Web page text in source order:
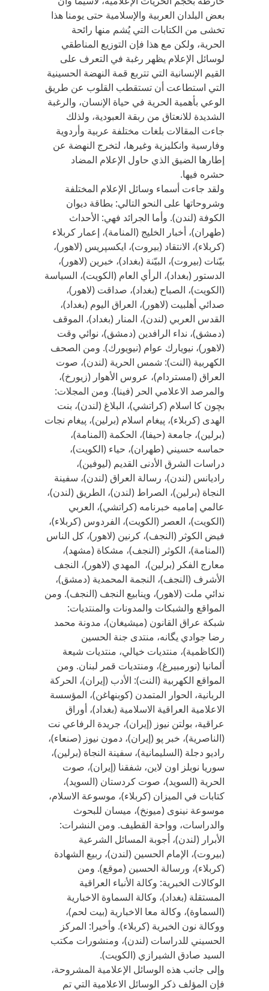
بعض البلدان العربية والإسلامية حتى يومنا هذا
تخشى من الكتابات التي يُشم منها رائحة
الحرية، ولكن مع هذا فإن التوزيع المناطقي
لوسائل الإعلام يظهر رغبة في التعرف على
القيم الإنسانية التي تتربع قمة النهضة الحسينية
التي استطاعت أن تستقطب القلوب عن طريق
الوعي بأهمية الحرية في حياة الإنسان، والرغبة
الشديدة للانعتاق من ربقة العبودية، ولذلك
جاءت المقالات بلغات مختلفة عربية وأردوية
وفارسية وانكليزية وغيرها، لتخرج النهضة عن
إطارها الضيق الذي حاول الإعلام المضاد
حشره فيها.
ولقد جاءت أسماء وسائل الإعلام المختلفة
وشروحاتها على النحو التالي: بطاقة ديوان
الكوفة (لندن). وأما الجرائد فهي: الأحداث
(طهران)، أخبار الخليج (المنامة)، إعمار كربلاء
(كربلاء)، الانتقاد (بيروت)، ايكسپريس (لاهور)،
بيّنات (بيروت)، البيّنة (بغداد)، خبرين (لاهور)،
الدستور (بغداد)، الرأي العام (الكويت)، السياسة
(الكويت)، الصباح (بغداد)، صداقت (لاهور)،
صدائي أهلبيت (لاهور)، العراق اليوم (بغداد)،
القدس العربي (لندن)، المنار (بغداد)، الموقف
(دمشق)، نداء الرافدين (دمشق)، نوائي وقت
(لاهور)، نيويارك عوام (نيويورك). ومن الصحف
الكهربية (النت): شمس الحرية (لندن)، صوت
العراق (امستردام)، عروس الأهوار (زيورخ)،
والمرصد الاعلامي الحر (فينا). ومن المجلات:
بچون كا اسلام (كراتشي)، البلاغ (لندن)، بنت
الهدى (كربلاء)، پيغام اسلام (برلين)، پيغام نجات
(برلين)، جامعة (حيفا)، الحكمة (المنامة)،
حماسه حسيني (طهران)، حياء (الكويت)،
دراسات الشرق الأدنى القديم (ليوفين)،
راديانس (لندن)، رسالة العراق (لندن)، سفينة
النجاة (برلين)، الصراط (لندن)، الطريق (لندن)،
عالمي إماميه خبرنامه (كراتشي)، العربي
(الكويت)، العصر (الكويت)، الفردوس (كربلاء)،
فيض الكوثر (النجف)، كرنين (لاهور)، كل الناس
(المنامة)، الكوثر (النجف)، مشكاة (مشهد)،
معارج الفكر (برلين)، المهدي (لاهور)، النجف
الأشرف (النجف)، النجمة المحمدية (دمشق)،
ندائي ملت (لاهور)، وينابيع النجف (النجف). ومن
المواقع والشبكات والمدونات والمنتديات:
شبكة عراق القانون (ميشيغان)، مدونة محمد
رضا جوادي يگانه، منتدى جنة الحسين
(الكاظمية)، منتديات خيالي، منتديات شيعة
ألمانيا (نورمبيرغ)، ومنتديات قمر لبنان. ومن
المواقع الكهربية (النت): الأدب (إيران)، الحركة
الربانية، الحوار المتمدن (كوبنهاغن)، المؤسسة
الاعلامية العراقية الاسلامية (بغداد)، أوراق
عراقية، بولتن نيوز (إيران)، جريدة الرفاعي نت
(الناصرية)، خبر پو (إيران)، دمون نيوز (صنعاء)،
راديو دجلة (السليمانية)، سفينة النجاة (برلين)،
سوريا نوبلز اون لاين، شفقنا (إيران)، صوت
الحرية (السويد)، صوت كردستان (السويد)،
كتابات في الميزان (كربلاء)، موسوعة الاسلام،
موسوعة نينوى (ميونخ)، ميسان للبحوث
والدراسات، وواحة القطيف. ومن النشرات:
الأبرار (لندن)، أجوبة المسائل الشرعية
(بيروت)، الإمام الحسين (لندن)، ربيع الشهادة
(كربلاء)، ورسالة الحسين (موقع). ومن
الوكالات الخبرية: وكالة الأنباء العراقية
المستقلة (بغداد)، وكالة السماوة الاخبارية
(السماوة)، وكالة معا الاخبارية (بيت لحم)،
ووكالة نون الخبرية (كربلاء). وأخيرا: المركز
الحسيني للدراسات (لندن)، ومنشورات مكتب
السيد صادق الشيرازي (الكويت).
وإلى جانب هذه الوسائل الإعلامية المشروحة،
فإن المؤلف ذكر الوسائل الاعلامية التي تم